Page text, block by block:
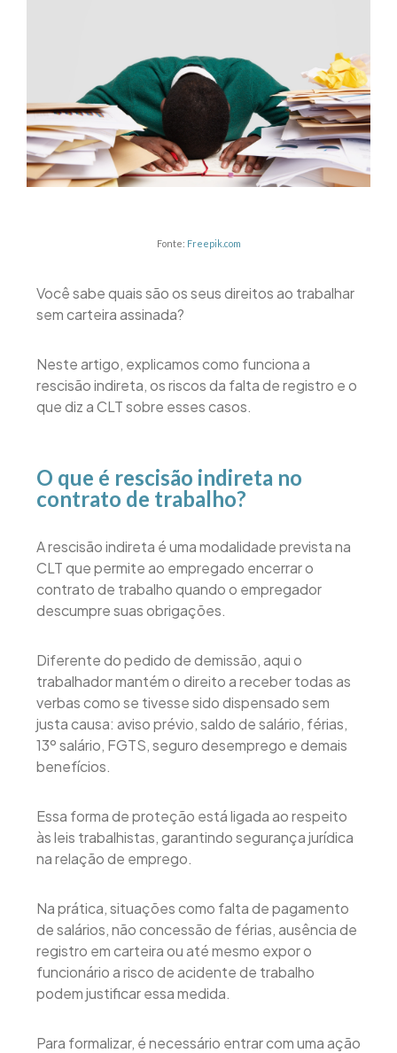
Fonte: Freepik.com
Você sabe quais são os seus direitos ao trabalhar
sem carteira assinada?
Neste artigo, explicamos como funciona a
rescisão indireta, os riscos da falta de registro e o
que diz a CLT sobre esses casos.
O que é rescisão indireta no
contrato de trabalho?
A rescisão indireta é uma modalidade prevista na
CLT que permite ao empregado encerrar o
contrato de trabalho quando o empregador
descumpre suas obrigações.
Diferente do pedido de demissão, aqui o
trabalhador mantém o direito a receber todas as
verbas como se tivesse sido dispensado sem
justa causa: aviso prévio, saldo de salário, férias,
13º salário, FGTS, seguro desemprego e demais
benefícios.
Essa forma de proteção está ligada ao respeito
às leis trabalhistas, garantindo segurança jurídica
na relação de emprego.
Na prática, situações como falta de pagamento
de salários, não concessão de férias, ausência de
registro em carteira ou até mesmo expor o
funcionário a risco de acidente de trabalho
podem justificar essa medida.
Para formalizar, é necessário entrar com uma ação